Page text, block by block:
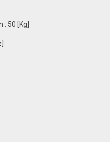
50 [Kg]